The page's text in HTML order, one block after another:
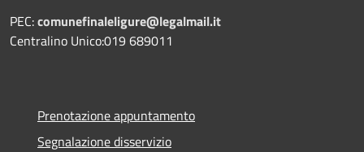
PEC:comunefinaleligure@legalmail.it
Centralino Unico:019 689011
Prenotazione appuntamento
Segnalazione disservizio